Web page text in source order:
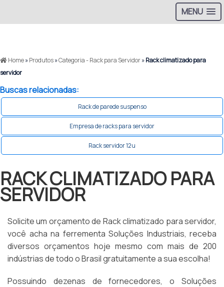
MENU
Home»Produtos»Categoria - Rack para Servidor»Rack climatizado para
servidor
Buscas relacionadas:
Rack de parede suspenso
Empresa de racks para servidor
Rack servidor 12u
RACK CLIMATIZADO PARA
SERVIDOR
Solicite um orçamento de Rack climatizado para servidor,
você acha na ferrementa Soluções Industriais, receba
diversos orçamentos hoje mesmo com mais de 200
indústrias de todo o Brasil gratuitamente a sua escolha!
Possuindo dezenas de fornecedores, o Soluções